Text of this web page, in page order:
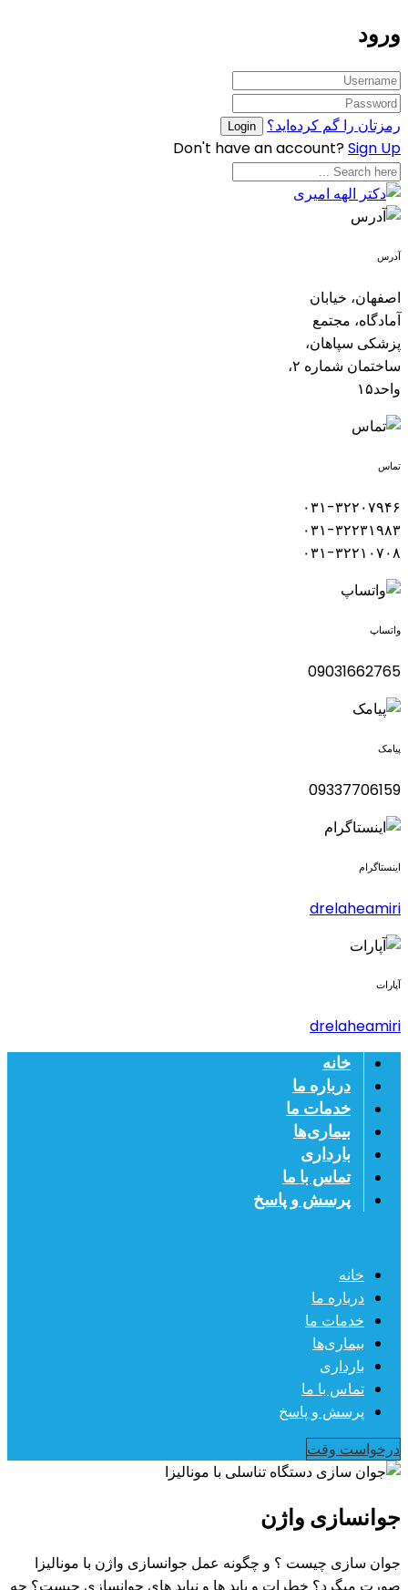
ورود
رمزتان را گم کرده‌اید؟
Don't have an account?Sign Up
آدرس
اصفهان، خیابان
آمادگاه، مجتمع
پزشکی سپاهان،
ساختمان شماره ۲،
واحد۱۵
تماس
۰۳۱-۳۲۲۰۷۹۴۶
۰۳۱-۳۲۲۳۱۹۸۳
۰۳۱-۳۲۲۱۰۷۰۸
واتساپ
09031662765
پیامک
09337706159
اینستاگرام
drelaheamiri
آپارات
drelaheamiri
خانه
درباره ما
خدمات ما
بیماری‌ها
بارداری
تماس با ما
پرسش و پاسخ
خانه
درباره ما
خدمات ما
بیماری‌ها
بارداری
تماس با ما
پرسش و پاسخ
درخواست وقت
جوانسازی واژن
جوان سازی چیست ؟ و چگونه عمل جوانسازی واژن با مونالیزا